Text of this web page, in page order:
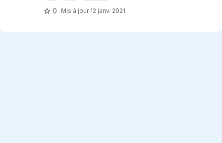
0 Mis à jour 12 janv. 2021